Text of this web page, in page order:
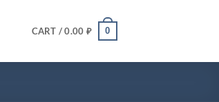
CART /0.00 ₽ 0